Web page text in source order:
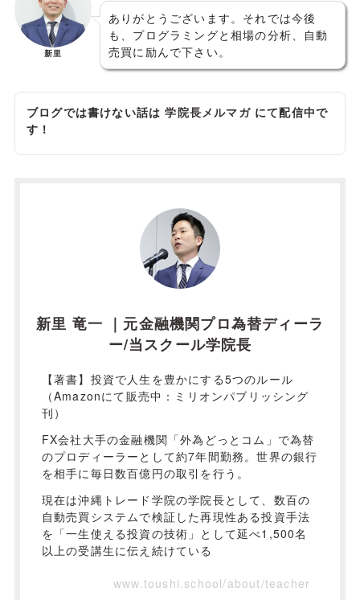
新里
ありがとうございます。それでは今後
も、プログラミングと相場の分析、自動
売買に励んで下さい。
ブログでは書けない話は学院長メルマガにて配信中で
す！
新里 竜一 ｜元金融機関プロ為替ディーラ
ー/当スクール学院長
【著書】投資で人生を豊かにする5つのルール
（Amazonにて販売中：ミリオンパブリッシング
刊）
FX会社大手の金融機関「外為どっとコム」で為替
のプロディーラーとして約7年間勤務。世界の銀行
を相手に毎日数百億円の取引を行う。
現在は沖縄トレード学院の学院長として、数百の
自動売買システムで検証した再現性ある投資手法
を「一生使える投資の技術」として延べ1,500名
以上の受講生に伝え続けている
www.toushi.school/about/teacher